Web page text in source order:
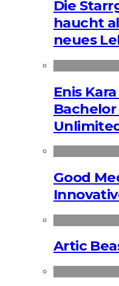
Die
haucht
neues
Enis
Bachelor
Good
Artic